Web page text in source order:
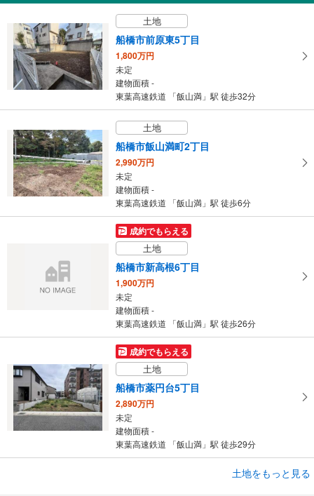
建物面積 96.57m2
東葉高速鉄道 「飯山満」駅 徒歩22分
土地
船橋市前原東5丁目
1,800万円
未定
建物面積 -
東葉高速鉄道 「飯山満」駅 徒歩32分
土地
船橋市飯山満町2丁目
2,990万円
未定
建物面積 -
東葉高速鉄道 「飯山満」駅 徒歩6分
成約でもらえる
土地
船橋市新高根6丁目
1,900万円
未定
建物面積 -
東葉高速鉄道 「飯山満」駅 徒歩26分
成約でもらえる
土地
船橋市薬円台5丁目
2,890万円
未定
建物面積 -
東葉高速鉄道 「飯山満」駅 徒歩29分
土地をもっと見る